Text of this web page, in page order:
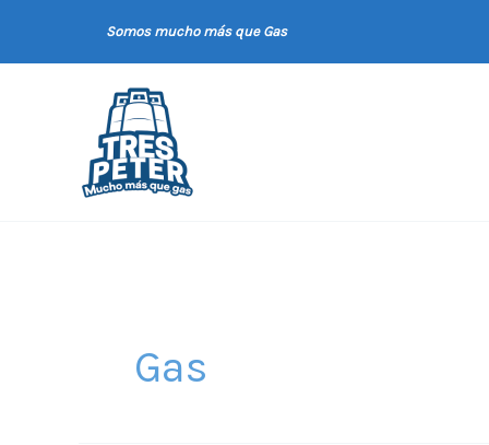
Somos mucho más que Gas
Gas